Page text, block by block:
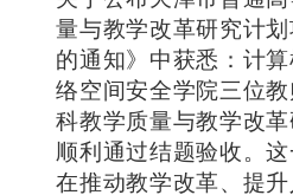
量与教学改革研究计
的通知》中获悉 ： 计
络空间安全学院三位
科教学质量与教学改
顺利通过结题验收。
在推动教学改革、提